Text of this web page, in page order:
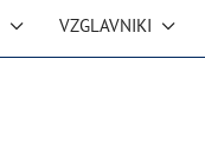
VZGLAVNIKI